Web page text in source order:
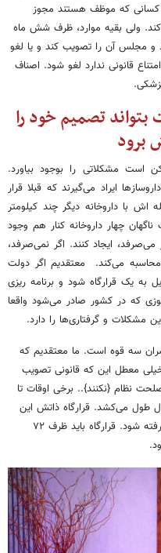
که موظف هستند مجوز
می‌کند. ولی بقیه موارد، ظرف شش ماه
و مجلس آن را تصویب کند و یا لغو
قانونی ندارد لغو شود. اصناف
ظرف ۷۲ ساعت بتواند تصمیم خود را
برود
است مشکلاتی را بوجود بیاورد.
ایراد می‌گیرند که قبلا قرار
با داروخانه دیگر چند کیلومتر
چهار داروخانه کنار هم وجود
می‌صرفد، ایجاد کنند. اگر نمی‌صرفد،
می‌کند. معتقدیم اگر دولت
یک قرارگاه شود و برنامه ریزی
یک الی دو سال از این ۱۶۰۰ مجوزی که در کشور صادر می‌شود واقعا
سه قوه است. ما معتقدیم که
خیلی معطل این که قانونی تصویب
نظام {نکنند}.. برخی اوقات تا
طول می‌کشد. قرارگاه ذاتش این
نیست که چهار سال معطل شود تا تصیمی گرفته شود. قرارگاه باید ظرف ۷۲